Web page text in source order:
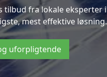
tilbud fra lokale eksperter i
mest effektive løsning.
uforpligtende